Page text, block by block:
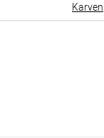
Karven